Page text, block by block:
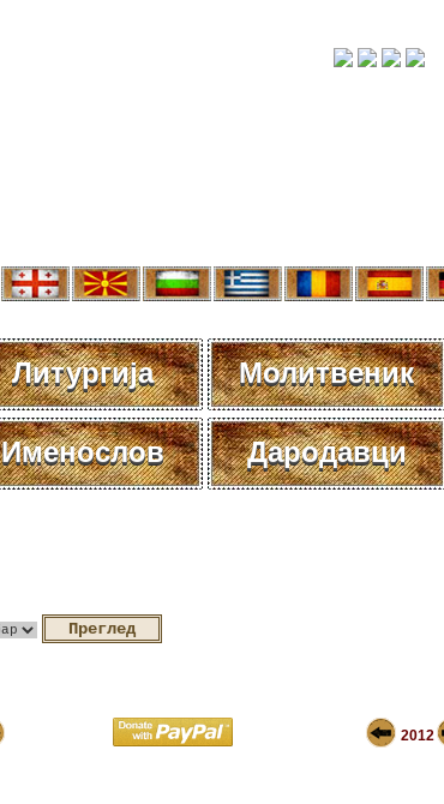
Литургија Молитвеник
Именослов Дародавци
2012